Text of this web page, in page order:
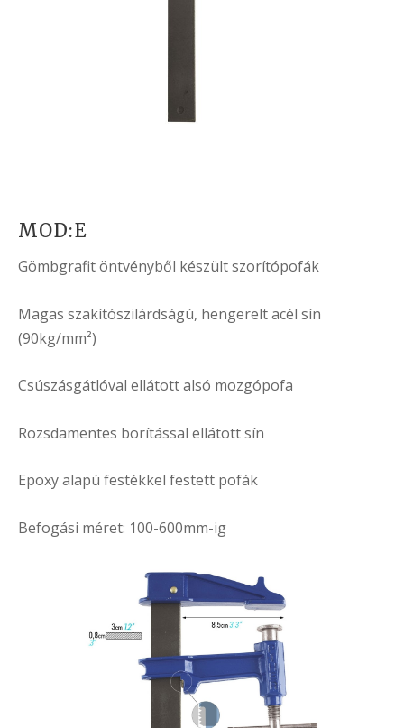
MOD:E
Gömbgrafit öntvényből készült szorítópofák
Magas szakítószilárdságú, hengerelt acél sín
(90kg/mm²)
Csúszásgátlóval ellátott alsó mozgópofa
Rozsdamentes borítással ellátott sín
Epoxy alapú festékkel festett pofák
Befogási méret: 100-600mm-ig